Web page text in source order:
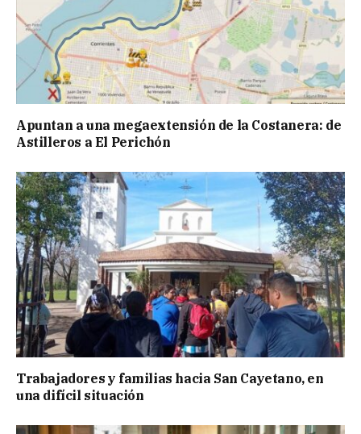
Apuntan a una megaextensión de la Costanera: de
Astilleros a El Perichón
Trabajadores y familias hacia San Cayetano, en
una difícil situación